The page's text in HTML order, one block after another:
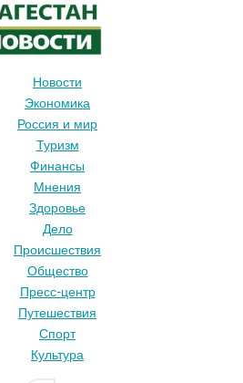
Новости
Экономика
Россия и мир
Туризм
Финансы
Мнения
Здоровье
Дело
Происшествия
Общество
Пресс-центр
Путешествия
Спорт
Культура